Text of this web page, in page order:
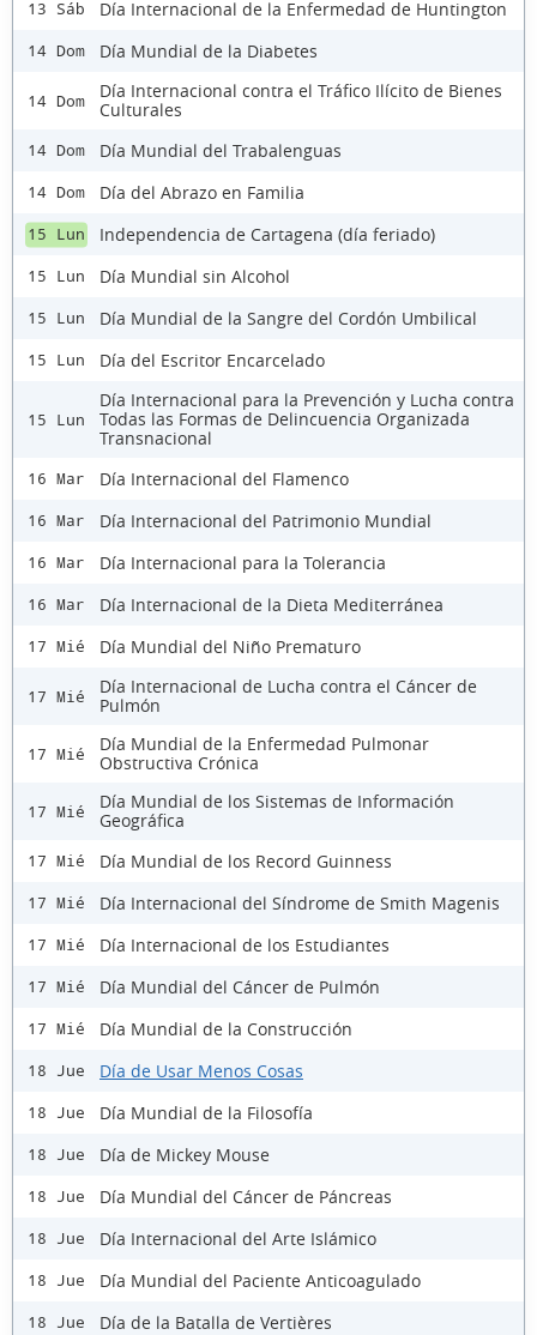
13 Sáb Día Internacional de la Enfermedad de Huntington
14 Dom Día Mundial de la Diabetes
14 Dom
Día Internacional contra el Tráfico Ilícito de Bienes
Culturales
14 Dom Día Mundial del Trabalenguas
14 Dom Día del Abrazo en Familia
15 Lun Independencia de Cartagena (día feriado)
15 Lun Día Mundial sin Alcohol
15 Lun Día Mundial de la Sangre del Cordón Umbilical
15 Lun Día del Escritor Encarcelado
15 Lun
Día Internacional para la Prevención y Lucha contra
Todas las Formas de Delincuencia Organizada
Transnacional
16 Mar Día Internacional del Flamenco
16 Mar Día Internacional del Patrimonio Mundial
16 Mar Día Internacional para la Tolerancia
16 Mar Día Internacional de la Dieta Mediterránea
17 Mié Día Mundial del Niño Prematuro
17 Mié
Día Internacional de Lucha contra el Cáncer de
Pulmón
17 Mié
Día Mundial de la Enfermedad Pulmonar
Obstructiva Crónica
17 Mié
Día Mundial de los Sistemas de Información
Geográfica
17 Mié Día Mundial de los Record Guinness
17 Mié Día Internacional del Síndrome de Smith Magenis
17 Mié Día Internacional de los Estudiantes
17 Mié Día Mundial del Cáncer de Pulmón
17 Mié Día Mundial de la Construcción
18 Jue Día de Usar Menos Cosas
18 Jue Día Mundial de la Filosofía
18 Jue Día de Mickey Mouse
18 Jue Día Mundial del Cáncer de Páncreas
18 Jue Día Internacional del Arte Islámico
18 Jue Día Mundial del Paciente Anticoagulado
18 Jue Día de la Batalla de Vertières